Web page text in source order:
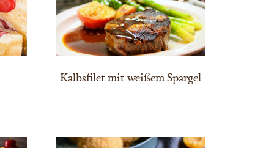
Kalbsfilet mit weißem Spargel